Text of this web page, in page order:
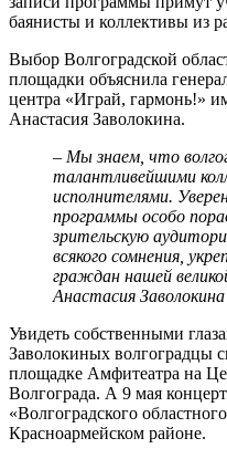
баянисты и коллективы из
Выбор Волгоградской
площадки объяснила
центра «Играй, гармонь!»
Анастасия Заволокина.
– Мы знаем, что
талантливейшими
исполнителями.
программы особо
зрительскую
всякого сомнения,
граждан нашей
Анастасия Заволокина
Увидеть собственными
Заволокиных волгоградцы
площадке Амфитеатра на
Волгограда. А 9 мая концерт
«Волгоградского
Красноармейском районе.